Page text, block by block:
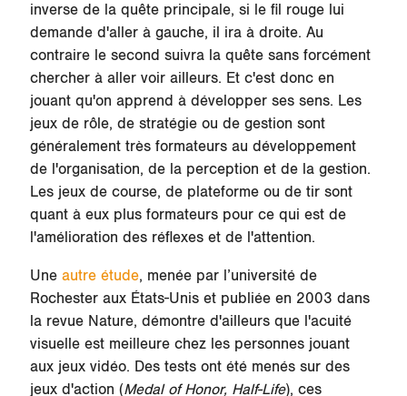
inverse de la quête principale, si le fil rouge lui
demande d'aller à gauche, il ira à droite. Au
contraire le second suivra la quête sans forcément
chercher à aller voir ailleurs. Et c'est donc en
jouant qu'on apprend à développer ses sens. Les
jeux de rôle, de stratégie ou de gestion sont
généralement très formateurs au développement
de l'organisation, de la perception et de la gestion.
Les jeux de course, de plateforme ou de tir sont
quant à eux plus formateurs pour ce qui est de
l'amélioration des réflexes et de l'attention.
Une autre étude, menée par l’université de
Rochester aux États-Unis et publiée en 2003 dans
la revue Nature, démontre d'ailleurs que l'acuité
visuelle est meilleure chez les personnes jouant
aux jeux vidéo. Des tests ont été menés sur des
jeux d'action (Medal of Honor, Half-Life), ces